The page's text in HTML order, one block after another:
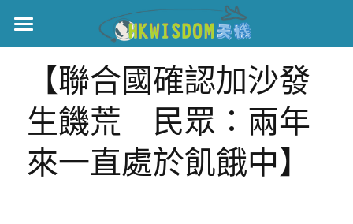
主頁
世界盃
伊美戰爭
黎智英案
【聯合國確認加沙發
生饑荒　民眾：兩年
來一直處於飢餓中】